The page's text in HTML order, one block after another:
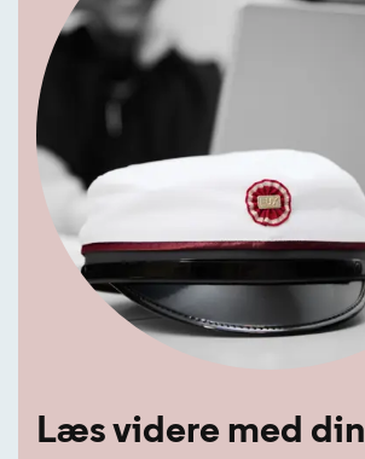
Læs videre med din